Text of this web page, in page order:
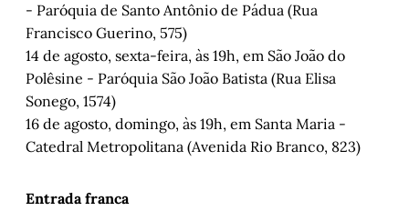
- Paróquia de Santo Antônio de Pádua (Rua
Francisco Guerino, 575)
14 de agosto, sexta-feira, às 19h, em São João do
Polêsine - Paróquia São João Batista (Rua Elisa
Sonego, 1574)
16 de agosto, domingo, às 19h, em Santa Maria -
Catedral Metropolitana (Avenida Rio Branco, 823)
Entrada franca